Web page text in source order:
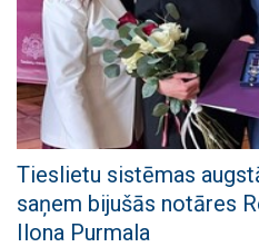
Tieslietu sistēmas
saņem bijušās notāres
Ilona Purmala